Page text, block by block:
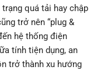
quá tải hay chập
trở nên “plug &
hệ thống điện
tính tiện dụng, an
trở thành xu hướng